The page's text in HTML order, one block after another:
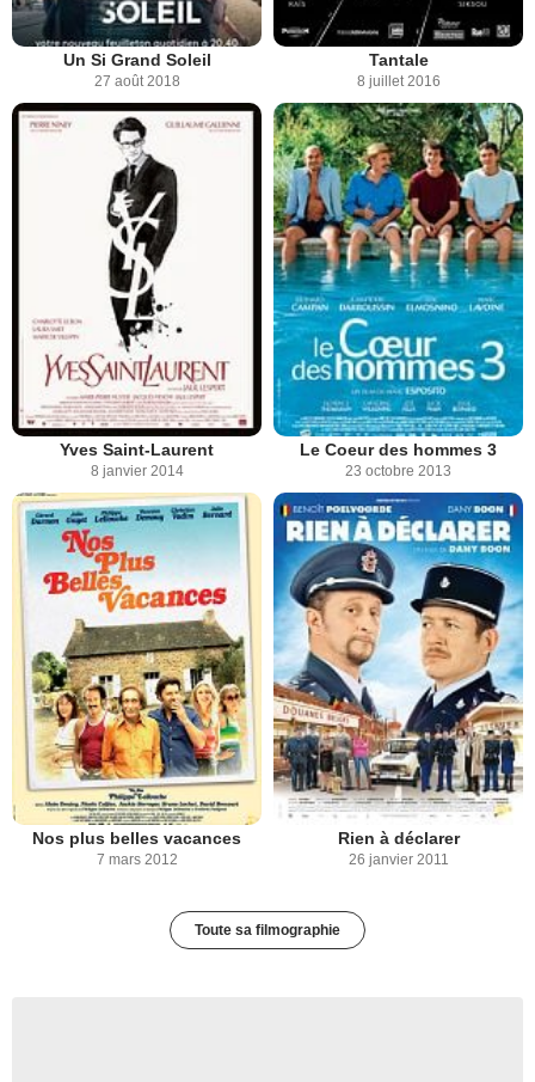
Un Si Grand Soleil
27 août 2018
Tantale
8 juillet 2016
Yves Saint-Laurent
8 janvier 2014
Le Coeur des hommes 3
23 octobre 2013
Nos plus belles vacances
7 mars 2012
Rien à déclarer
26 janvier 2011
Toute sa filmographie